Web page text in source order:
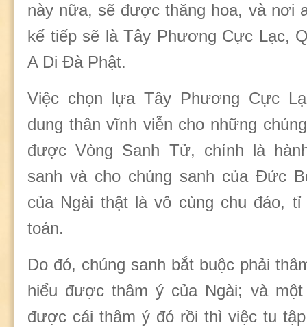
này nữa, sẽ được thăng hoa, và nơi
kế tiếp sẽ là Tây Phương Cực Lạc,
A Di Đà Phật.
Việc chọn lựa Tây Phương Cực
dung thân vĩnh viễn cho những
được Vòng Sanh Tử, chính là
sanh và cho chúng sanh của Đức
của Ngài thật là vô cùng chu đáo,
toán.
Do đó, chúng sanh bắt buộc phải
hiểu được thâm ý của Ngài; và
được cái thâm ý đó rồi thì việc tu